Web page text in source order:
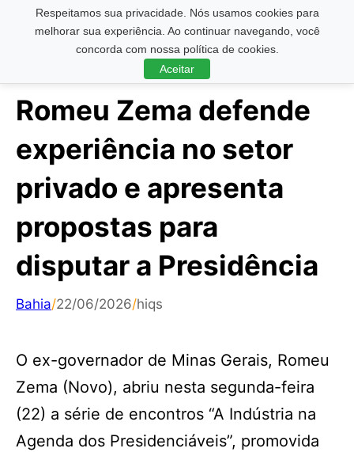
Respeitamos sua privacidade. Nós usamos cookies para
melhorar sua experiência. Ao continuar navegando, você
concorda com nossa política de cookies.
Aceitar
Pesquisar ...
Romeu Zema defende
experiência no setor
privado e apresenta
propostas para
disputar a Presidência
Bahia/22/06/2026/hiqs
O ex-governador de Minas Gerais, Romeu
Zema (Novo), abriu nesta segunda-feira
(22) a série de encontros “A Indústria na
Agenda dos Presidenciáveis”, promovida